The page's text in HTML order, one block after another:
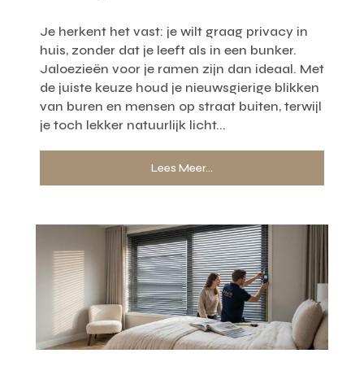
Je herkent het vast: je wilt graag privacy in
huis, zonder dat je leeft als in een bunker.
Jaloezieën voor je ramen zijn dan ideaal. Met
de juiste keuze houd je nieuwsgierige blikken
van buren en mensen op straat buiten, terwijl
je toch lekker natuurlijk licht...
Lees Meer...